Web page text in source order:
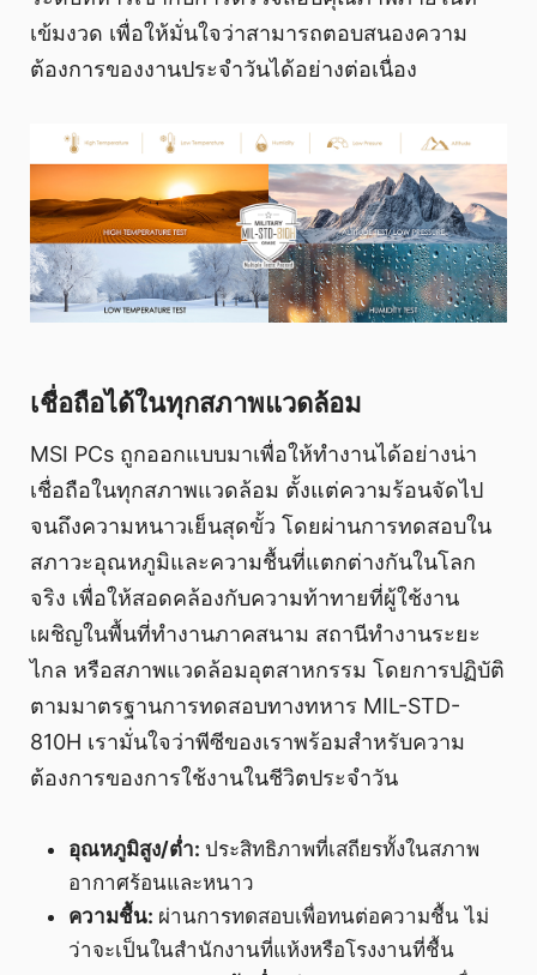
เข้มงวด เพื่อให้มั่นใจว่าสามารถตอบสนองความ
ต้องการของงานประจำวันได้อย่างต่อเนื่อง
เชื่อถือได้ในทุกสภาพแวดล้อม
MSI PCs ถูกออกแบบมาเพื่อให้ทำงานได้อย่างน่า
เชื่อถือในทุกสภาพแวดล้อม ตั้งแต่ความร้อนจัดไป
จนถึงความหนาวเย็นสุดขั้ว โดยผ่านการทดสอบใน
สภาวะอุณหภูมิและความชื้นที่แตกต่างกันในโลก
จริง เพื่อให้สอดคล้องกับความท้าทายที่ผู้ใช้งาน
เผชิญในพื้นที่ทำงานภาคสนาม สถานีทำงานระยะ
ไกล หรือสภาพแวดล้อมอุตสาหกรรม โดยการปฏิบัติ
ตามมาตรฐานการทดสอบทางทหาร MIL-STD-
810H เรามั่นใจว่าพีซีของเราพร้อมสำหรับความ
ต้องการของการใช้งานในชีวิตประจำวัน
อุณหภูมิสูง/ต่ำ:ประสิทธิภาพที่เสถียรทั้งในสภาพ
อากาศร้อนและหนาว
ความชื้น: ผ่านการทดสอบเพื่อทนต่อความชื้น ไม่
ว่าจะเป็นในสำนักงานที่แห้งหรือโรงงานที่ชื้น